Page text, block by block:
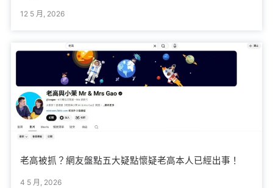
12 5 月, 2026
老高被抓？網友盤點五大疑點懷疑老高本人已經出事！
4 5 月, 2026